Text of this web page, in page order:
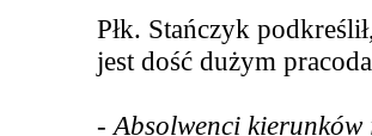
Płk. Stańczyk
jest dość dużym
- Absolwenci